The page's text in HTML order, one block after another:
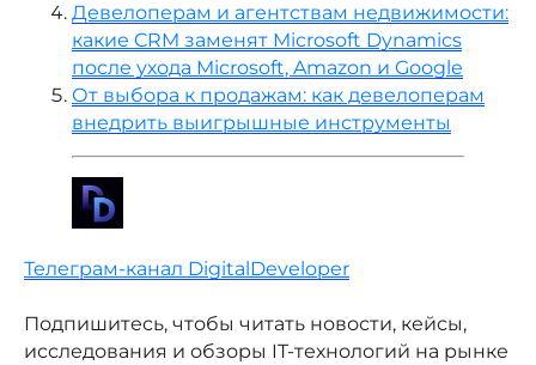
Девелоперам и агентствам недвижимости:
какие CRM заменят Microsoft Dynamics
после ухода Microsoft, Amazon и Google
От выбора к продажам: как девелоперам
внедрить выигрышные инструменты
Телеграм-канал DigitalDeveloper
Подпишитесь, чтобы читать новости, кейсы,
исследования и обзоры IT-технологий на рынке
MAX
YOUTUBE
TELEGRAM